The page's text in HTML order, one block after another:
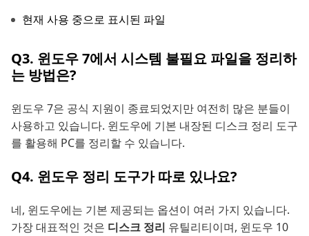
현재 사용 중으로 표시된 파일
Q3. 윈도우 7에서 시스템 불필요 파일을 정리하
는 방법은?
윈도우 7은 공식 지원이 종료되었지만 여전히 많은 분들이
사용하고 있습니다. 윈도우에 기본 내장된 디스크 정리 도구
를 활용해 PC를 정리할 수 있습니다.
Q4. 윈도우 정리 도구가 따로 있나요?
네, 윈도우에는 기본 제공되는 옵션이 여러 가지 있습니다.
가장 대표적인 것은 디스크 정리 유틸리티이며, 윈도우 10